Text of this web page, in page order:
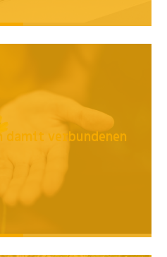
damit verbundenen